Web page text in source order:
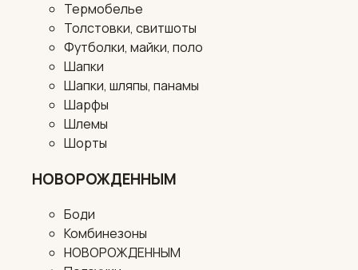
Термобелье
Толстовки, свитшоты
Футболки, майки, поло
Шапки
Шапки, шляпы, панамы
Шарфы
Шлемы
Шорты
НОВОРОЖДЕННЫМ
Боди
Комбинезоны
НОВОРОЖДЕННЫМ